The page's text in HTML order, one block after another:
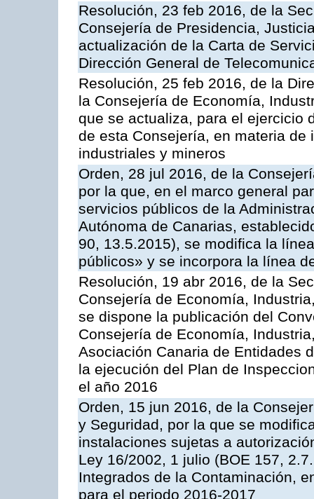
Resolución, 23 feb 2016, de la
Consejería de Presidencia,
actualización de la Carta de
Dirección General de
Resolución, 25 feb 2016, de la
la Consejería de Economía,
que se actualiza, para el ejercicio
de esta Consejería, en materia
industriales y mineros
Orden, 28 jul 2016, de la
por la que, en el marco general
servicios públicos de la
Autónoma de Canarias,
90, 13.5.2015), se modifica la
públicos» y se incorpora la línea
Resolución, 19 abr 2016, de la
Consejería de Economía,
se dispone la publicación del
Consejería de Economía,
Asociación Canaria de Entidades
la ejecución del Plan de
el año 2016
Orden, 15 jun 2016, de la
y Seguridad, por la que se
instalaciones sujetas a
Ley 16/2002, 1 julio (BOE 157,
Integrados de la Contaminación,
para el periodo 2016-2017